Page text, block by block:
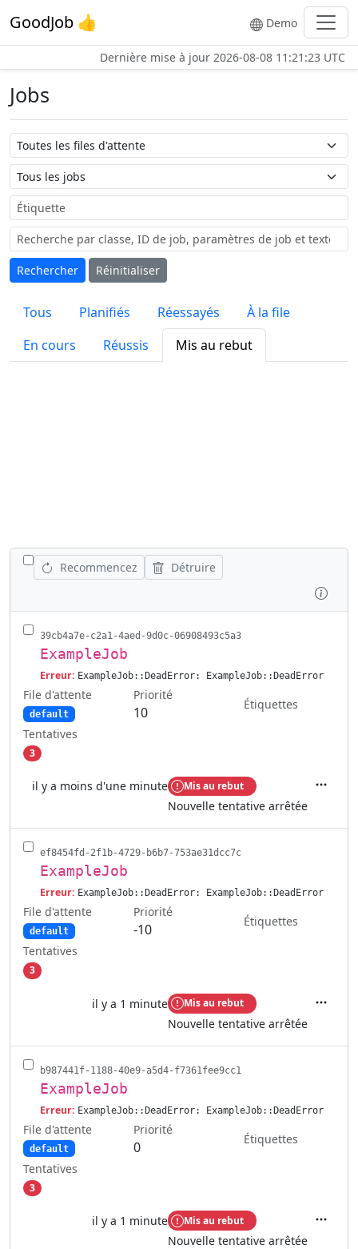
GoodJob 👍 Demo
Dernière mise à jour 2026-08-08 11:21:23 UTC
Jobs
Nom de la file d'attente
Nom du job
Étiquette
Rechercher
Réinitialiser
Tous Planifiés Réessayés
À la file
En cours
Réussis Mis au rebut
SÉLECTIONNER TOUS LES JOBS
Recommencez
Détruire
39cb4a7e-c2a1-4aed-9d0c-06908493c5a3
ExampleJob
Erreur: ExampleJob::DeadError: ExampleJob::DeadError
File d'attente
default
Priorité
10
Étiquettes
Tentatives
3
il y a moins d'une minute Mis au rebut
Nouvelle tentative arrêtée
ef8454fd-2f1b-4729-b6b7-753ae31dcc7c
ExampleJob
Erreur: ExampleJob::DeadError: ExampleJob::DeadError
File d'attente
default
Priorité
-10
Étiquettes
Tentatives
3
il y a 1 minute Mis au rebut
Nouvelle tentative arrêtée
b987441f-1188-40e9-a5d4-f7361fee9cc1
ExampleJob
Erreur: ExampleJob::DeadError: ExampleJob::DeadError
File d'attente
default
Priorité
0
Étiquettes
Tentatives
3
il y a 1 minute Mis au rebut
Nouvelle tentative arrêtée